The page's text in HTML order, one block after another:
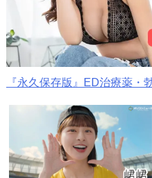
『永久保存版』ED治療薬・